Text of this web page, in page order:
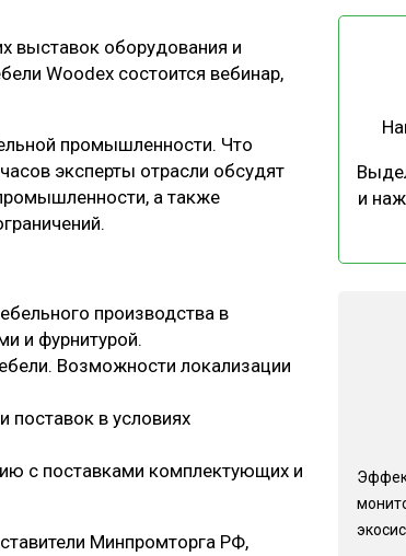
ТЕХНОЛОГИИ
КАЛЕНДАРЬ
выставок оборудования и
Woodex состоится вебинар,
промышленности. Что
эксперты отрасли обсудят
а также
производства в
и фурнитурой.
Возможности локализации
поставок в условиях
с поставками комплектующих и
Минпромторга РФ,
и